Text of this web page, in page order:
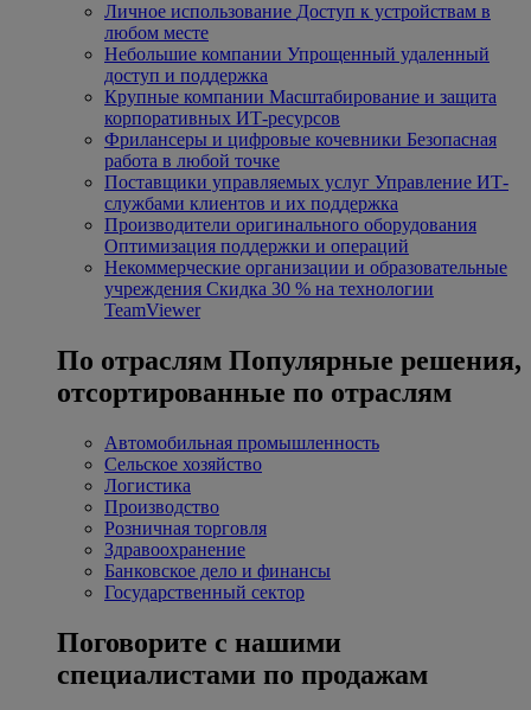
Личное использование Доступ к устройствам в
любом месте
Небольшие компании Упрощенный удаленный
доступ и поддержка
Крупные компании Масштабирование и защита
корпоративных ИТ-ресурсов
Фрилансеры и цифровые кочевники Безопасная
работа в любой точке
Поставщики управляемых услуг Управление ИТ-
службами клиентов и их поддержка
Производители оригинального оборудования
Оптимизация поддержки и операций
Некоммерческие организации и образовательные
учреждения Скидка 30 % на технологии
TeamViewer
По отраслям Популярные решения,
отсортированные по отраслям
Автомобильная промышленность
Сельское хозяйство
Логистика
Производство
Розничная торговля
Здравоохранение
Банковское дело и финансы
Государственный сектор
Поговорите с нашими
специалистами по продажам